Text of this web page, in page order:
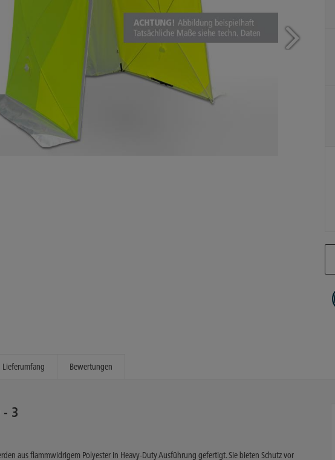
Lieferumfang Bewertungen
3
aus flammwidrigem Polyester in Heavy-Duty Ausführung gefertigt. Sie bieten Schutz vor